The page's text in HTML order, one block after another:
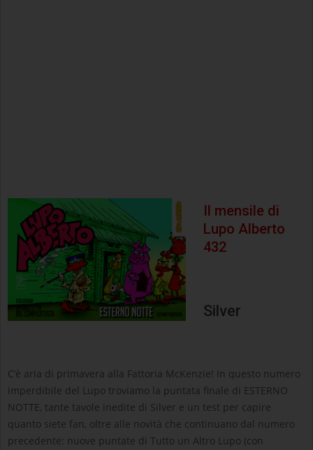
Il mensile di
Lupo Alberto
432
Silver
C’è aria di primavera alla Fattoria McKenzie! In questo numero
imperdibile del Lupo troviamo la puntata finale di ESTERNO
NOTTE, tante tavole inedite di Silver e un test per capire
quanto siete fan, oltre alle novità che continuano dal numero
precedente: nuove puntate di Tutto un Altro Lupo (con